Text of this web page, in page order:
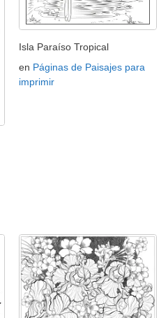
Isla Paraíso Tropical
en Páginas de Paisajes para
imprimir